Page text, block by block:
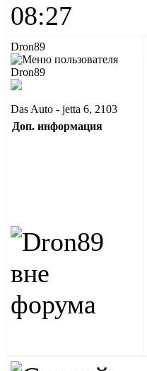
08:27
Dron89
Das Auto - jetta 6, 2103
Доп. информация